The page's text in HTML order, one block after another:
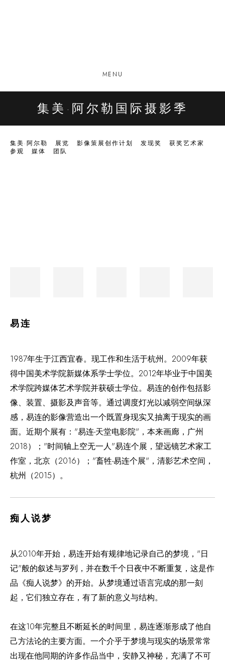
MENU
集美·阿尔勒国际摄影季
集美·阿尔勒 展览 影像策展创作计划 发现奖
获奖艺术家
参观
媒体 团队
易连
1987年生于江西宜春。现工作和生活于杭州。2009年获
得中国美术学院新媒体系学士学位。2012年毕业于中国美
术学院跨媒体艺术学院并获硕士学位。易连的创作包括影
像、装置、摄影及声音等。通过调度灯光以减弱空间纵深
感，易连的影像营造出一个既置身现实又抽离于现实的画
面。近期个展有："易连-天堂电影院"，本来画廊，广州
2018）；"时间轴上空无一人"易连个展，望远镜艺术家工
作室，北京（2016）；"畜牲-易连个展"，清影艺术空间，
杭州（2015）。
痴人说梦
从2010年开始，易连开始有规律地记录自己的梦境，"日
记"般的叙述与罗列，并在数千个日夜中不断重复，这是作
品《痴人说梦》的开始。从梦境通过语言完成的那一刻
起，它们独立存在，有了新的意义与结构。
在这10年完整且不断延长的时间里，易连逐渐形成了他自
己方法论的主要方面。一个介乎于梦境与现实的场景常常
出现在他同期的许多作品当中，安静又神秘，充满了不可